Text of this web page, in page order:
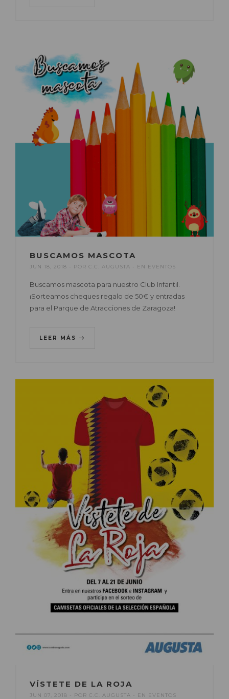
BUSCAMOS MASCOTA
JUN 18, 2018 POR C.C. AUGUSTA EN EVENTOS
Buscamos mascota para nuestro Club Infantil.
¡Sorteamos cheques regalo de 50€ y entradas
para el Parque de Atracciones de Zaragoza!
LEER MÁS
VÍSTETE DE LA ROJA
JUN 07, 2018 POR C.C. AUGUSTA EN EVENTOS